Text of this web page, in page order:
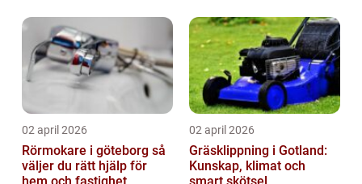
02 april 2026
Rörmokare i göteborg så
väljer du rätt hjälp för
02 april 2026
Gräsklippning i Gotland:
Kunskap, klimat och